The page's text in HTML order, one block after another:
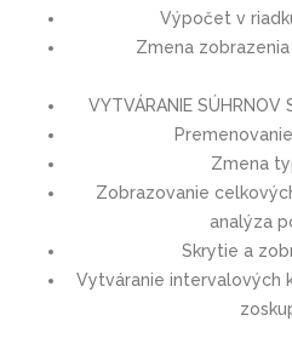
Výpočet v
Zmena
VYTVÁRANIE SÚHRNOV
Zmena
Zobrazovanie
analýza
Skrytie a
Vytváranie intervalových